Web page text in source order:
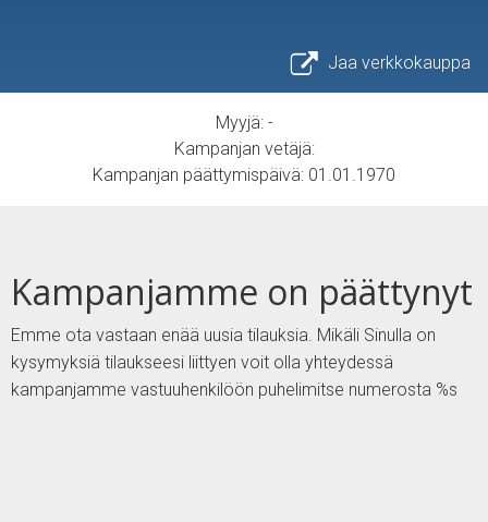
Jaa verkkokauppa
Myyjä: -
Kampanjan vetäjä:
Kampanjan päättymispäivä: 01.01.1970
Kampanjamme on päättynyt
Emme ota vastaan enää uusia tilauksia. Mikäli Sinulla on
kysymyksiä tilaukseesi liittyen voit olla yhteydessä
kampanjamme vastuuhenkilöön puhelimitse numerosta %s